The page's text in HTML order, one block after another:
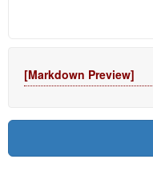
[Markdown Preview]